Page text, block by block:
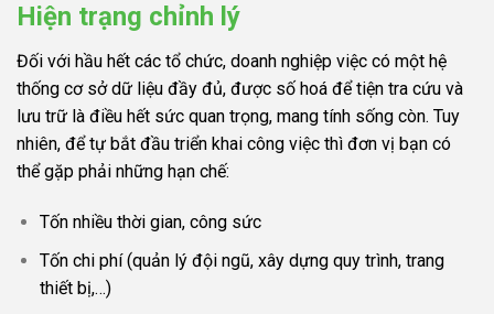
Hiện trạng chỉnh lý
Đối với hầu hết các tổ chức, doanh nghiệp việc có một hệ
thống cơ sở dữ liệu đầy đủ, được số hoá để tiện tra cứu và
lưu trữ là điều hết sức quan trọng, mang tính sống còn. Tuy
nhiên, để tự bắt đầu triển khai công việc thì đơn vị bạn có
thể gặp phải những hạn chế:
Tốn nhiều thời gian, công sức
Tốn chi phí (quản lý đội ngũ, xây dựng quy trình, trang
thiết bị,…)